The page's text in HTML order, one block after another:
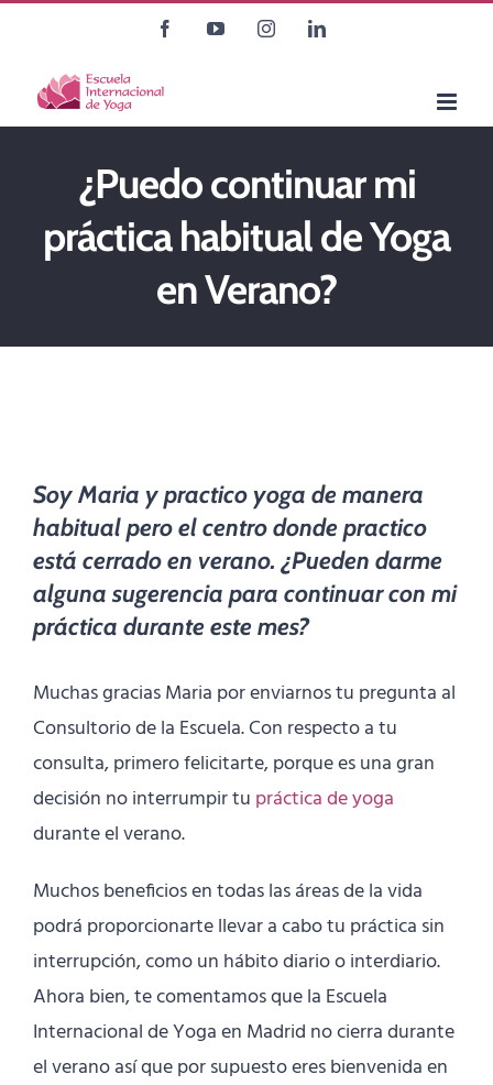
contenido
FacebookYouTubeInstagramLinkedIn
¿Puedo continuar mi
práctica habitual de Yoga
en Verano?
Soy Maria y practico yoga de manera
habitual pero el centro donde practico
está cerrado en verano. ¿Pueden darme
alguna sugerencia para continuar con mi
práctica durante este mes?
Muchas gracias Maria por enviarnos tu pregunta al
Consultorio de la Escuela. Con respecto a tu
consulta, primero felicitarte, porque es una gran
decisión no interrumpir tu práctica de yoga
durante el verano.
Muchos beneficios en todas las áreas de la vida
podrá proporcionarte llevar a cabo tu práctica sin
interrupción, como un hábito diario o interdiario.
Ahora bien, te comentamos que la Escuela
Internacional de Yoga en Madrid no cierra durante
el verano así que por supuesto eres bienvenida en